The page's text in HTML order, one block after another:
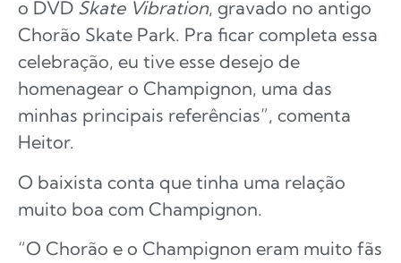
o DVD Skate Vibration, gravado no antigo
Chorão Skate Park. Pra ficar completa essa
celebração, eu tive esse desejo de
homenagear o Champignon, uma das
minhas principais referências”, comenta
Heitor.
O baixista conta que tinha uma relação
muito boa com Champignon.
“O Chorão e o Champignon eram muito fãs